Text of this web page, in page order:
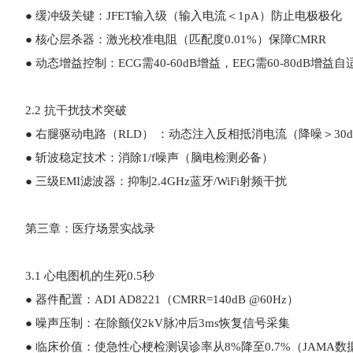
● 缓冲级关键：JFET输入级（输入电流＜1pA）防止电极极化
● 核心层杀器：激光校准电阻（匹配度0.01%）保障CMRR
● 动态增益控制：ECG需40-60dB增益，EEG需60-80dB增益自
2.2 抗干扰技术突破
● 右腿驱动电路（RLD） ：动态注入反相抵消电流（降噪＞
● 斩波稳定技术：消除1/f噪声（脑电检测必备）
● 三级EMI滤波器：抑制2.4GHz蓝牙/WiFi射频干扰
第三章：医疗场景实战录
3.1 心电图机的生死0.5秒
● 器件配置：ADI AD8221（CMRR=140dB @60Hz）
● 噪声压制：在除颤仪2kV脉冲后3ms恢复信号采集
● 临床价值：使急性心梗检测误诊率从8%降至0.7%（JAMA数